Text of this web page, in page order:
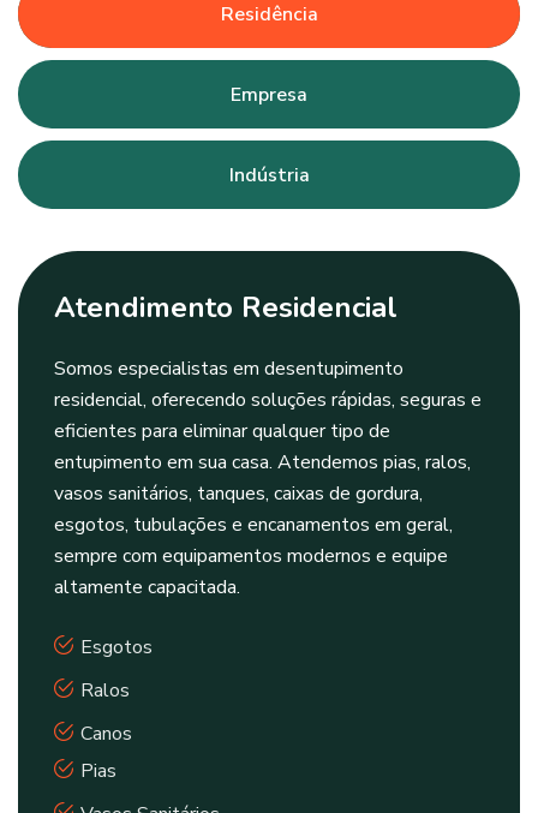
Residência
Empresa
Indústria
Atendimento Residencial
Somos especialistas em desentupimento
residencial, oferecendo soluções rápidas, seguras e
eficientes para eliminar qualquer tipo de
entupimento em sua casa. Atendemos pias, ralos,
vasos sanitários, tanques, caixas de gordura,
esgotos, tubulações e encanamentos em geral,
sempre com equipamentos modernos e equipe
altamente capacitada.
Esgotos
Ralos
Canos
Pias